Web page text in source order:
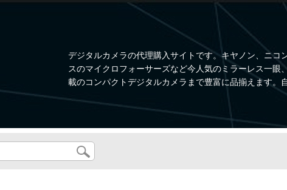
デジタルカメラの代理購入サイトです。キヤノン、ニ
スのマイクロフォーサーズなど今人気のミラーレス一
載のコンパクトデジタルカメラまで豊富に品揃えます。